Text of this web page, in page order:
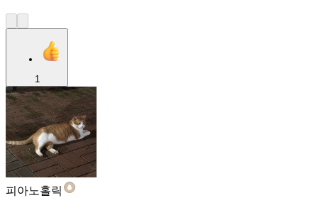
1
피아노홀릭